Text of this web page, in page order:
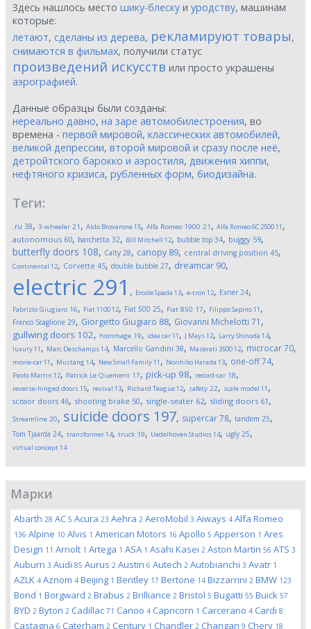
Здесь нашлось место шику-блеску и уродству, машинам
которые:
летают, сделаны из дерева, рекламируют товары,
снимаются в фильмах, получили статус
произведений искусств или просто украшены
аэрографией.
Данные образцы были созданы:
нереально давно, на заре автомобилестроения, во
времена - первой мировой, классических автомобилей,
великой депрессии, второй мировой и сразу после неё,
детройтского барокко и аэростиля, движения хиппи,
нефтяного кризиса, рубленных форм, биодизайна.
Теги:
.ru 38, 3-wheeler 21 , Aldo Brovarone15, Alfa Romeo 1900 21 , Alfa Romeo 6C 250011 ,
autonomous 60, barchetta 32, Bill Mitchell 12, bubble top 34, buggy 59,
butterfly doors 108, Calty 28, canopy 89, central driving position 45,
Continental 12, Corvette 45, double bubble 27, dreamcar 90,
electric 291 , Ercole Spada 13, e-tron 12, Exner 24,
Fabrizio Giugiaro 16, Fiat 110012, Fiat 500 25, Fiat 850 17, Filippo Sapino11 ,
Franco Scaglione 29, Giorgetto Giugiaro 88, Giovanni Michelotti 71 ,
gullwing doors 102, hommage 19, idea car11 , J Mays12, Larry Shinoda 14,
luxury11 , Marc Deschamps14, Marcello Gandini 38, Maserati 350012, microcar70,
movie-car11 , Mustang 14, New Small Family11 , Norihiko Harada 13, one-off74,
Paolo Martin 12, Patrick Le Quement 17, pick-up 98, record-car 18,
reverse-hinged doors15, revival 13, Richard Teague12, safety 22, scale model 11 ,
scissor doors 46, shooting brake 50, single-seater 62, sliding doors 61 ,
Streamline 20, suicide doors 197, supercar78, tandem 25,
Tom Tjaarda 24, transformer14, truck 19, Uedelhoven Studios14, ugly 25,
virtual concept14
Марки
Abarth 28 AC 5 Acura 23 Aehra 2 AeroMobil 3 Aiways 4 Alfa Romeo
136 Alpine 10 Alvis 1 American Motors 16 Apollo 5 Apperson 1 Ares
Design 11 Arnolt 1 Artega 1 ASA 1 Asahi Kasei 2 Aston Martin 56 ATS 3
Auburn 3 Audi 85 Aurus 2 Austin 6 Autech 2 Autobianchi 3 Avatr 1
AZLK 4 Aznom 4 Beijing 1 Bentley 17 Bertone 14 Bizzarrini 2 BMW 123
Bond 1 Borgward 2 Brabus 2 Brilliance 2 Bristol 5 Bugatti 55 Buick 57
BYD 2 Byton 2 Cadillac 71 Canoo 4 Capricorn 1 Carcerano 4 Cardi 8
Castagna 6 Caterham 2 Century 1 Chandler 2 Changan 9 Chery 18